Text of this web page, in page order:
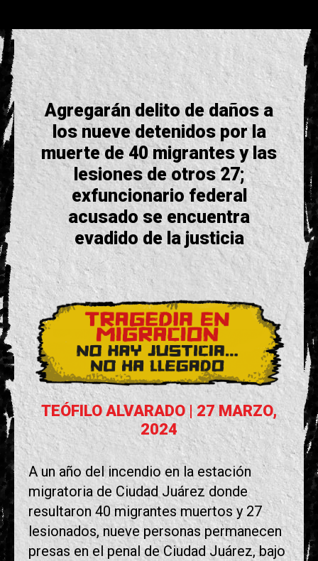
Agregarán delito de daños a
los nueve detenidos por la
muerte de 40 migrantes y las
lesiones de otros 27;
exfuncionario federal
acusado se encuentra
evadido de la justicia
TEÓFILO ALVARADO| 27 MARZO,
2024
A un año del incendio en la estación
migratoria de Ciudad Juárez donde
resultaron 40 migrantes muertos y 27
lesionados, nueve personas permanecen
presas en el penal de Ciudad Juárez, bajo